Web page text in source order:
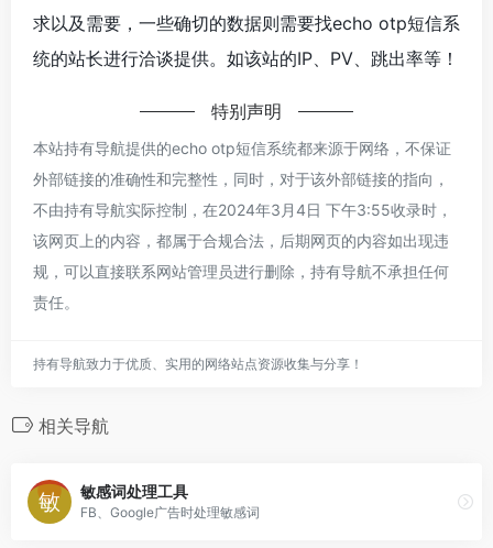
求以及需要，一些确切的数据则需要找echo otp短信系
统的站长进行洽谈提供。如该站的IP、PV、跳出率等！
特别声明
本站持有导航提供的echo otp短信系统都来源于网络，不保证
外部链接的准确性和完整性，同时，对于该外部链接的指向，
不由持有导航实际控制，在2024年3月4日 下午3:55收录时，
该网页上的内容，都属于合规合法，后期网页的内容如出现违
规，可以直接联系网站管理员进行删除，持有导航不承担任何
责任。
持有导航致力于优质、实用的网络站点资源收集与分享！
相关导航
敏感词处理工具
FB、Google广告时处理敏感词